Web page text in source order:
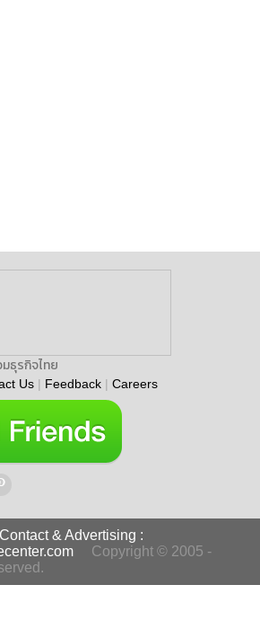
มธุรกิจไทย
Us | Feedback | Careers
Contact & Advertising :
Copyright © 2005 -